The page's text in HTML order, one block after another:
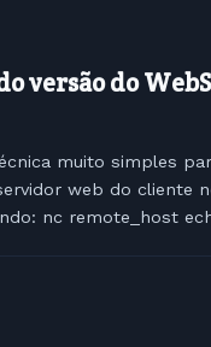
versão do
muito simples
web do cliente
nc remote_host
de saída do comando: